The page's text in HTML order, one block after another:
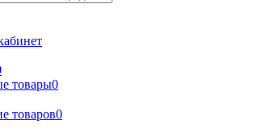
товары0
товаров0